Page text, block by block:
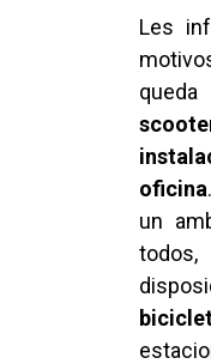
Les
queda
oficina
un